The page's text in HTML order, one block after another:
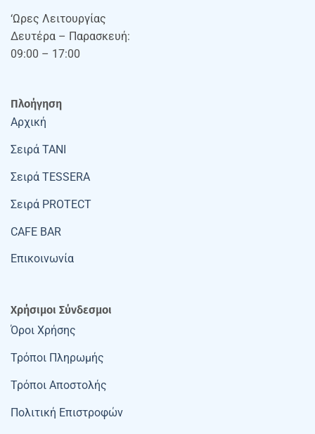
‘Ωρες Λειτουργίας
Δευτέρα – Παρασκευή:
09:00 – 17:00
Πλοήγηση
Αρχική
Σειρά TANI
Σειρά TESSERA
Σειρά PROTECT
CAFE BAR
Επικοινωνία
Χρήσιμοι Σύνδεσμοι
Όροι Χρήσης
Τρόποι Πληρωμής
Τρόποι Αποστολής
Πολιτική Επιστροφών